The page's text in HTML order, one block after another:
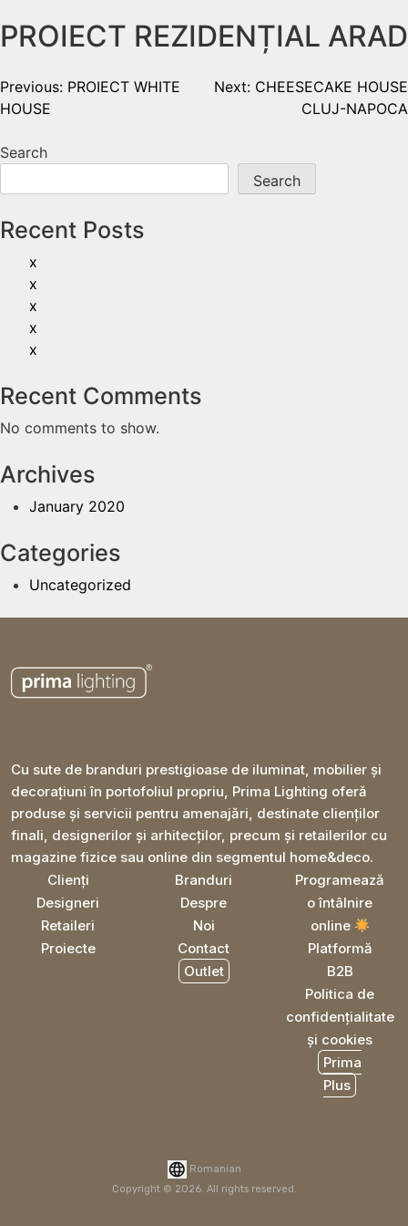
PROIECT REZIDENȚIAL ARAD
Previous: PROIECT WHITE
HOUSE
Next: CHEESECAKE HOUSE
CLUJ-NAPOCA
Search
Search
Recent Posts
x
x
x
x
x
Recent Comments
No comments to show.
Archives
January 2020
Categories
Uncategorized
Cu sute de branduri prestigioase de iluminat, mobilier și
decorațiuni în portofoliul propriu, Prima Lighting oferă
produse și servicii pentru amenajări, destinate clienților
finali, designerilor și arhitecților, precum și retailerilor cu
magazine fizice sau online din segmentul home&deco.
Clienți
Designeri
Retaileri
Proiecte
Branduri
Despre
Noi
Contact
Outlet
Programează
o întâlnire
online
Platformă
B2B
Politica de
confidențialitate
și cookies
Prima
Plus
Romanian
Copyright © 2026. All rights reserved.